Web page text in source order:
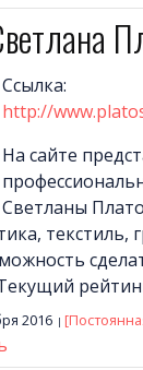
Ссылка:
http://
На сайте
Светланы
текстиль,
2016